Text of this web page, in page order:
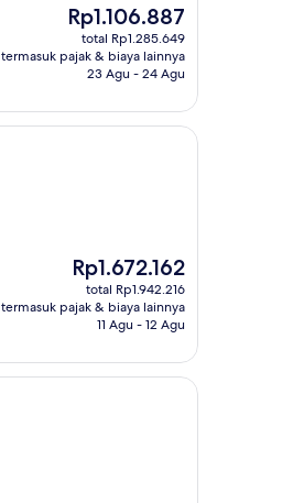
Harga
sekarang
Rp1.106.887
Rp1.106.887
total Rp1.285.649
termasuk pajak & biaya lainnya
23 Agu - 24 Agu
Harga
sekarang
Rp1.672.162
Rp1.672.162
total Rp1.942.216
termasuk pajak & biaya lainnya
11 Agu - 12 Agu